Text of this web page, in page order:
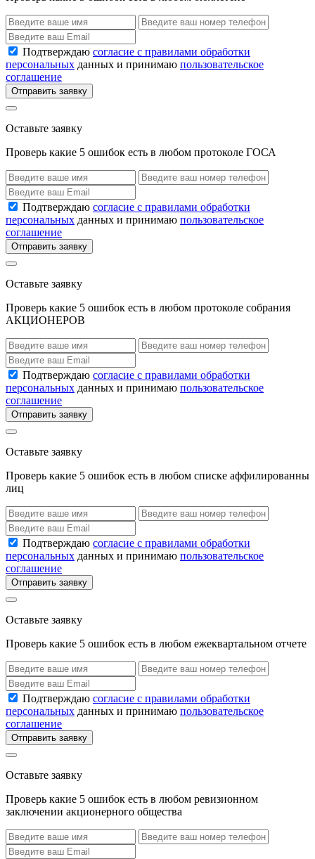
Подтверждаю согласие с правилами обработки
персональных данных и принимаю пользовательское
соглашение
Отправить заявку
Оставьте заявку
Проверь какие 5 ошибок есть в любом протоколе ГОСА
Подтверждаю согласие с правилами обработки
персональных данных и принимаю пользовательское
соглашение
Отправить заявку
Оставьте заявку
Проверь какие 5 ошибок есть в любом протоколе собрания
АКЦИОНЕРОВ
Подтверждаю согласие с правилами обработки
персональных данных и принимаю пользовательское
соглашение
Отправить заявку
Оставьте заявку
Проверь какие 5 ошибок есть в любом списке аффилированны
лиц
Подтверждаю согласие с правилами обработки
персональных данных и принимаю пользовательское
соглашение
Отправить заявку
Оставьте заявку
Проверь какие 5 ошибок есть в любом ежеквартальном отчете
Подтверждаю согласие с правилами обработки
персональных данных и принимаю пользовательское
соглашение
Отправить заявку
Оставьте заявку
Проверь какие 5 ошибок есть в любом ревизионном
заключении акционерного общества